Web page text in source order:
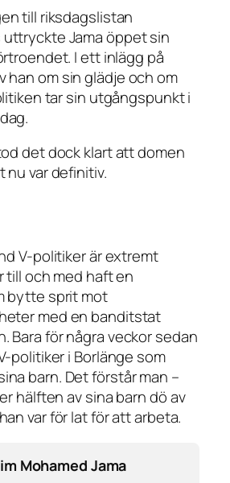
till riksdagslistan
Jama öppet sin
I ett inlägg på
han om sin glädje och om
tar sin utgångspunkt i
det dock klart att domen
var definitiv.
V-politiker är extremt
till och med haft en
bytte sprit mot
med en banditstat
Bara för några veckor sedan
politiker i Borlänge som
barn. Det förstår man –
hälften av sina barn dö av
var för lat för att arbeta.
Mohamed Jama